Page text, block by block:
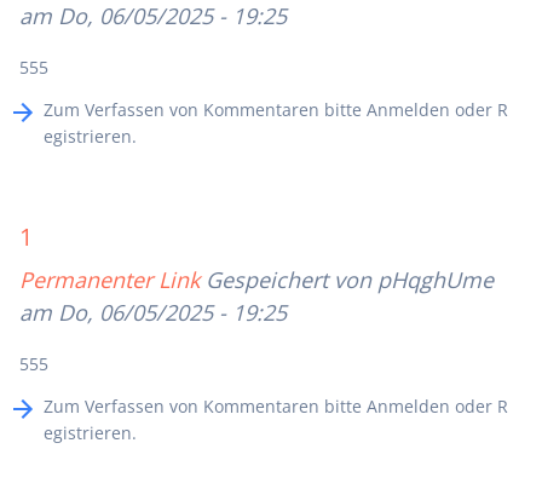
am Do, 06/05/2025 - 19:25
555
Zum Verfassen von Kommentaren bitte Anmelden oder R
egistrieren.
1
Permanenter Link Gespeichert von pHqghUme
am Do, 06/05/2025 - 19:25
555
Zum Verfassen von Kommentaren bitte Anmelden oder R
egistrieren.